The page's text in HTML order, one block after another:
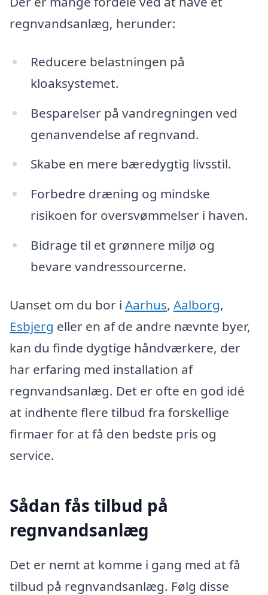
regnvandsanlæg, herunder:
Reducere belastningen på
kloaksystemet.
Besparelser på vandregningen ved
genanvendelse af regnvand.
Skabe en mere bæredygtig livsstil.
Forbedre dræning og mindske
risikoen for oversvømmelser i haven.
Bidrage til et grønnere miljø og
bevare vandressourcerne.
Uanset om du bor i Aarhus, Aalborg,
Esbjerg eller en af de andre nævnte byer,
kan du finde dygtige håndværkere, der
har erfaring med installation af
regnvandsanlæg. Det er ofte en god idé
at indhente flere tilbud fra forskellige
firmaer for at få den bedste pris og
service.
Sådan fås tilbud på
regnvandsanlæg
Det er nemt at komme i gang med at få
tilbud på regnvandsanlæg. Følg disse